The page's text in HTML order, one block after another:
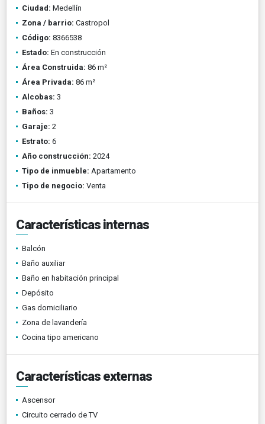
Ciudad: Medellín
Zona / barrio: Castropol
Código: 8366538
Estado: En construcción
Área Construida: 86 m²
Área Privada: 86 m²
Alcobas: 3
Baños: 3
Garaje: 2
Estrato: 6
Año construcción: 2024
Tipo de inmueble: Apartamento
Tipo de negocio: Venta
Características internas
Balcón
Baño auxiliar
Baño en habitación principal
Depósito
Gas domiciliario
Zona de lavandería
Cocina tipo americano
Características externas
Ascensor
Circuito cerrado de TV